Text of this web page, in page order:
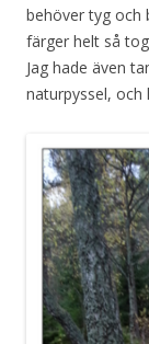
behöver tyg och
färger helt så
Jag hade även
naturpyssel, och